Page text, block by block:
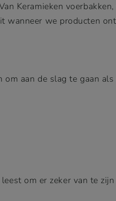
Keramieken
we producten
aan de slag te gaan
om er zeker van te